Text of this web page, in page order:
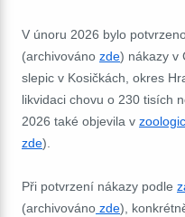
V únoru 2026 bylo
(archivováno zde) nákazy v
slepic v Kosičkách, okres
likvidaci chovu o 230 tisích
2026 také objevila v
zde).
Při potvrzení nákazy podle
(archivováno zde),